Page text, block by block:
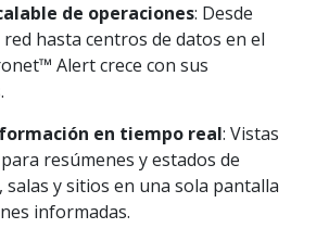
de operaciones: Desde
hasta centros de datos en el
Alert crece con sus
en tiempo real: Vistas
resúmenes y estados de
salas y sitios en una sola pantalla
informadas.